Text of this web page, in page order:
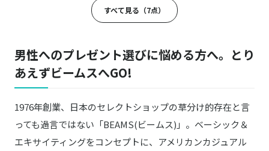
すべて見る（7点）
男性へのプレゼント選びに悩める方へ。とり
あえずビームスへGO!
1976年創業、日本のセレクトショップの草分け的存在と言
っても過言ではない「BEAMS(ビームス)」。ベーシック＆
エキサイティングをコンセプトに、アメリカンカジュアル